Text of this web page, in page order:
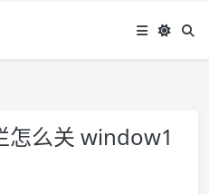
么关 window1